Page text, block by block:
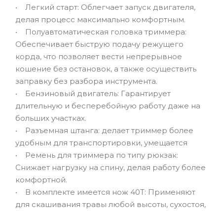
• Легкий старт: Облегчает запуск двигателя,
делая процесс максимально комфортным.
• Полуавтоматическая головка триммера:
Обеспечивает быструю подачу режущего
корда, что позволяет вести непрерывное
кошение без остановок, а также осуществить
заправку без разбора инструмента.
• Бензиновый двигатель: Гарантирует
длительную и бесперебойную работу даже на
больших участках.
• Разъемная штанга: делает триммер более
удобным для транспортировки, умещается
• Ремень для триммера по типу рюкзак:
Снижает нагрузку на спину, делая работу более
комфортной.
• В комплекте имеется нож 40Т: Применяют
для скашивания травы любой высоты, сухостоя,